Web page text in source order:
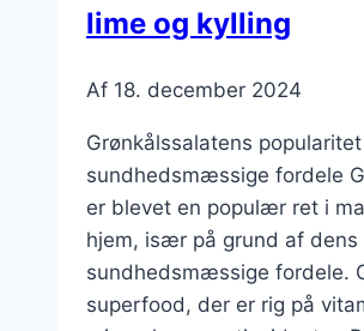
lime og kylling
Af 18. december 2024
Grønkålssalatens
sundhedsmæssige fordele
er blevet en populær ret i
hjem, især på grund af dens
sundhedsmæssige fordele.
superfood, der er rig på